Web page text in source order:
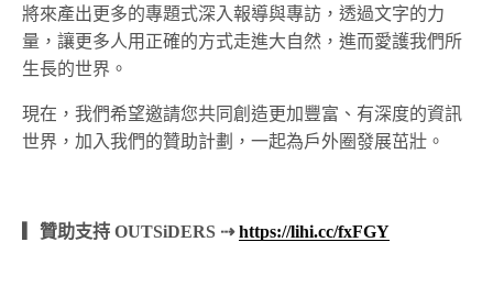
將來產出更多的專題式深入報導與專訪，透過文字的力
量，讓更多人用正確的方式走進大自然，進而愛護我們所
生長的世界。
現在，我們希望邀請您共同創造更加豐富、有深度的資訊
世界，加入我們的贊助計劃，一起為戶外圈發展茁壯。
▎贊助支持 OUTSiDERS ⇢https://lihi.cc/fxFGY